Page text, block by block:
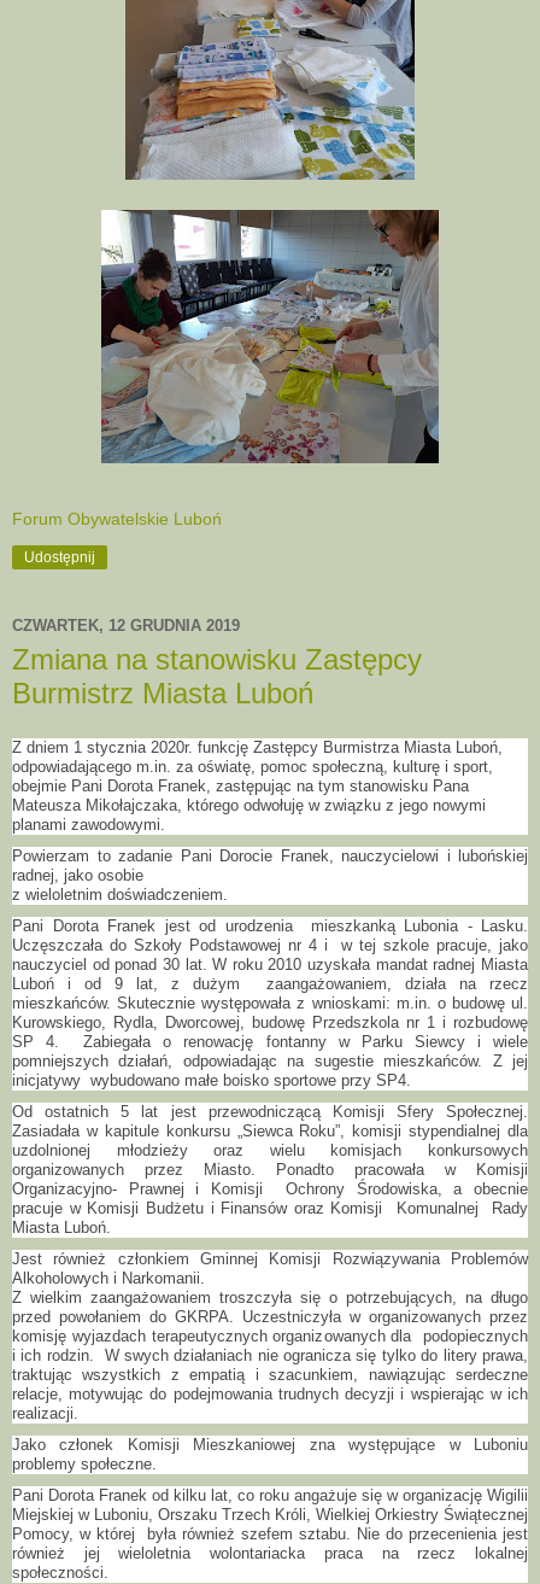
Forum Obywatelskie Luboń
Udostępnij
CZWARTEK, 12 GRUDNIA 2019
Zmiana na stanowisku Zastępcy
Burmistrz Miasta Luboń
Z dniem 1 stycznia 2020r. funkcję Zastępcy Burmistrza Miasta Luboń,
odpowiadającego m.in. za oświatę, pomoc społeczną, kulturę i sport,
obejmie Pani Dorota Franek, zastępując na tym stanowisku Pana
Mateusza Mikołajczaka, którego odwołuję w związku z jego nowymi
planami zawodowymi.
Powierzam to zadanie Pani Dorocie Franek, nauczycielowi i lubońskiej
radnej, jako osobie
z wieloletnim doświadczeniem.
Pani Dorota Franek jest od urodzenia mieszkanką Lubonia - Lasku.
Uczęszczała do Szkoły Podstawowej nr 4 i w tej szkole pracuje, jako
nauczyciel od ponad 30 lat. W roku 2010 uzyskała mandat radnej Miasta
Luboń i od 9 lat, z dużym zaangażowaniem, działa na rzecz
mieszkańców. Skutecznie występowała z wnioskami: m.in. o budowę ul.
Kurowskiego, Rydla, Dworcowej, budowę Przedszkola nr 1 i rozbudowę
SP 4. Zabiegała o renowację fontanny w Parku Siewcy i wiele
pomniejszych działań, odpowiadając na sugestie mieszkańców. Z jej
inicjatywy wybudowano małe boisko sportowe przy SP4.
Od ostatnich 5 lat jest przewodniczącą Komisji Sfery Społecznej.
Zasiadała w kapitule konkursu „Siewca Roku”, komisji stypendialnej dla
uzdolnionej młodzieży oraz wielu komisjach konkursowych
organizowanych przez Miasto. Ponadto pracowała w Komisji
Organizacyjno- Prawnej i Komisji Ochrony Środowiska, a obecnie
pracuje w Komisji Budżetu i Finansów oraz Komisji Komunalnej Rady
Miasta Luboń.
Jest również członkiem Gminnej Komisji Rozwiązywania Problemów
Alkoholowych i Narkomanii.
Z wielkim zaangażowaniem troszczyła się o potrzebujących, na długo
przed powołaniem do GKRPA. Uczestniczyła w organizowanych przez
komisję wyjazdach terapeutycznych organizowanych dla podopiecznych
i ich rodzin. W swych działaniach nie ogranicza się tylko do litery prawa,
traktując wszystkich z empatią i szacunkiem, nawiązując serdeczne
relacje, motywując do podejmowania trudnych decyzji i wspierając w ich
realizacji.
Jako członek Komisji Mieszkaniowej zna występujące w Luboniu
problemy społeczne.
Pani Dorota Franek od kilku lat, co roku angażuje się w organizację Wigilii
Miejskiej w Luboniu, Orszaku Trzech Króli, Wielkiej Orkiestry Świątecznej
Pomocy, w której była również szefem sztabu. Nie do przecenienia jest
również jej wieloletnia wolontariacka praca na rzecz lokalnej
społeczności.